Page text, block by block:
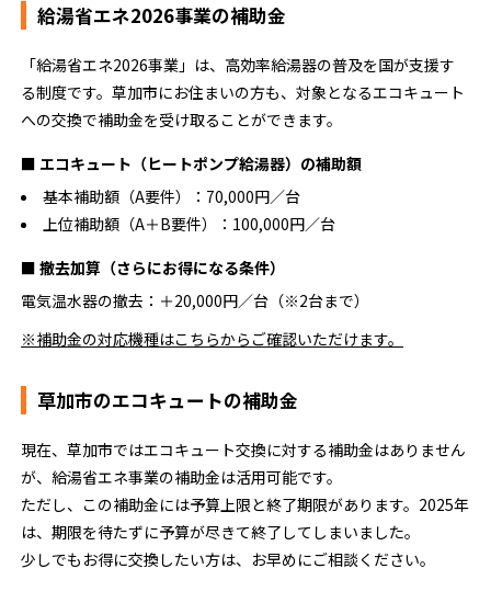
給湯省エネ2026事業の補助金
「給湯省エネ2026事業」は、高効率給湯器の普及を国が支援す
る制度です。草加市にお住まいの方も、対象となるエコキュート
への交換で補助金を受け取ることができます。
■ エコキュート（ヒートポンプ給湯器）の補助額
基本補助額（A要件）：70,000円／台
上位補助額（A＋B要件）：100,000円／台
■ 撤去加算（さらにお得になる条件）
電気温水器の撤去：＋20,000円／台（※2台まで）
※補助金の対応機種はこちらからご確認いただけます。
草加市のエコキュートの補助金
現在、草加市ではエコキュート交換に対する補助金はありません
が、給湯省エネ事業の補助金は活用可能です。
ただし、この補助金には予算上限と終了期限があります。2025年
は、期限を待たずに予算が尽きて終了してしまいました。
少しでもお得に交換したい方は、お早めにご相談ください。